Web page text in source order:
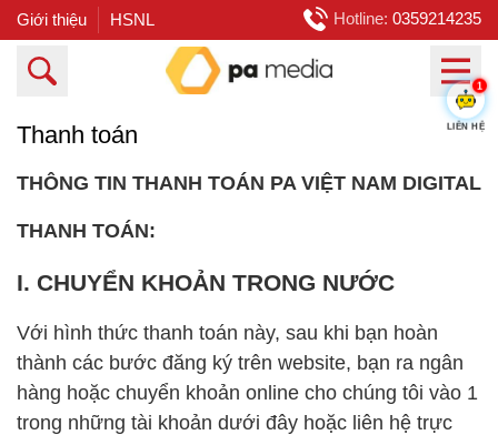
Giới thiệu HSNL Hotline: 0359214235
Thanh toán
THÔNG TIN THANH TOÁN PA VIỆT NAM DIGITAL
THANH TOÁN:
I. CHUYỂN KHOẢN TRONG NƯỚC
Với hình thức thanh toán này, sau khi bạn hoàn
thành các bước đăng ký trên website, bạn ra ngân
hàng hoặc chuyển khoản online cho chúng tôi vào 1
trong những tài khoản dưới đây hoặc liên hệ trực
1
LIÊN HỆ